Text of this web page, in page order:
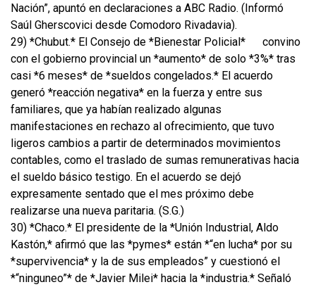
Nación”, apuntó en declaraciones a ABC Radio. (Informó
Saúl Gherscovici desde Comodoro Rivadavia).
29) *Chubut.* El Consejo de *Bienestar Policial*
convino
con el gobierno provincial un *aumento* de solo *3%* tras
casi *6 meses* de *sueldos congelados.* El acuerdo
generó *reacción negativa* en la fuerza y entre sus
familiares, que ya habían realizado algunas
manifestaciones en rechazo al ofrecimiento, que tuvo
ligeros cambios a partir de determinados movimientos
contables, como el traslado de sumas remunerativas hacia
el sueldo básico testigo. En el acuerdo se dejó
expresamente sentado que el mes próximo debe
realizarse una nueva paritaria. (S.G.)
30) *Chaco.* El presidente de la *Unión Industrial, Aldo
Kastón,* afirmó que las *pymes* están *“en lucha* por su
*supervivencia* y la de sus empleados” y cuestionó el
*“ninguneo”* de *Javier Milei* hacia la *industria.* Señaló